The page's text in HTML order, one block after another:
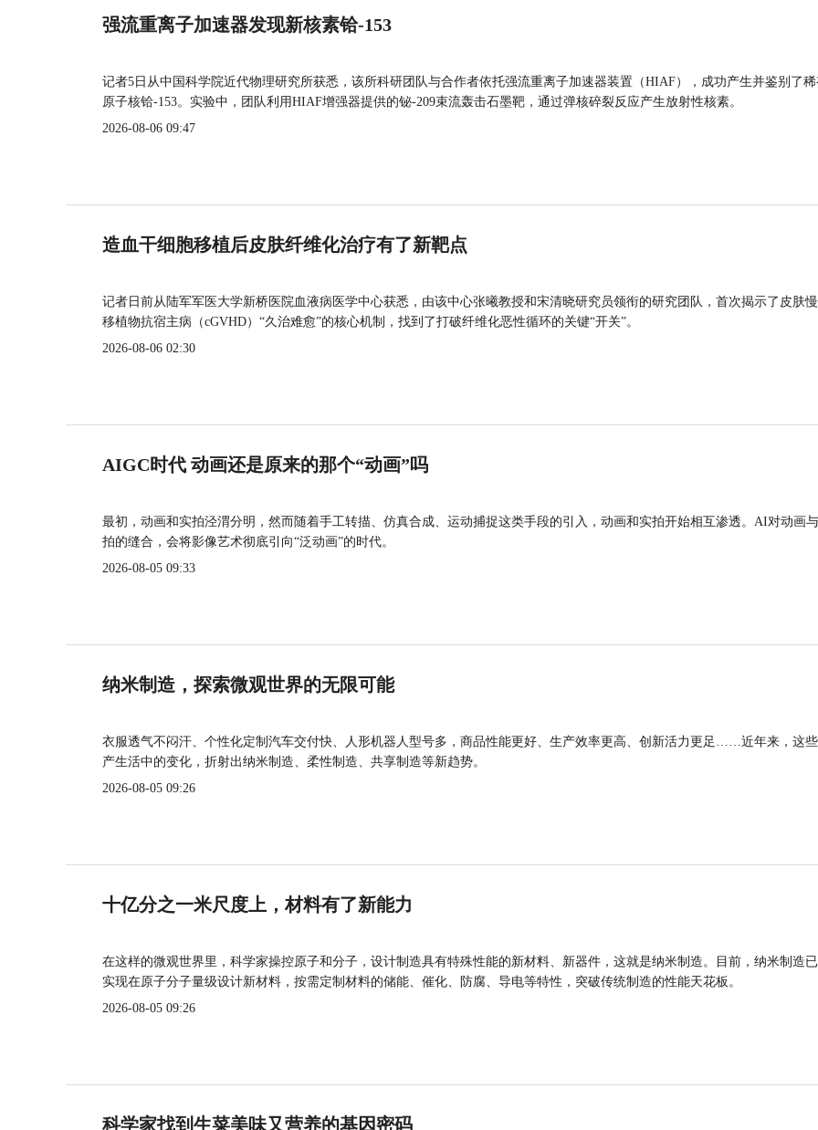
强流重离子加速器发现新核素铪-153
记者5日从中国科学院近代物理研究所获悉，该所科研团队与合作者依托强流重离子加速器装置（HIAF），成功产生并鉴别了
原子核铪-153。实验中，团队利用HIAF增强器提供的铋-209束流轰击石墨靶，通过弹核碎裂反应产生放射性核素。
2026-08-06 09:47
造血干细胞移植后皮肤纤维化治疗有了新靶点
记者日前从陆军军医大学新桥医院血液病医学中心获悉，由该中心张曦教授和宋清晓研究员领衔的研究团队，首次揭示了皮肤
移植物抗宿主病（cGVHD）“久治难愈”的核心机制，找到了打破纤维化恶性循环的关键“开关”。
2026-08-06 02:30
AIGC时代 动画还是原来的那个“动画”吗
最初，动画和实拍泾渭分明，然而随着手工转描、仿真合成、运动捕捉这类手段的引入，动画和实拍开始相互渗透。AI对动画
拍的缝合，会将影像艺术彻底引向“泛动画”的时代。
2026-08-05 09:33
纳米制造，探索微观世界的无限可能
衣服透气不闷汗、个性化定制汽车交付快、人形机器人型号多，商品性能更好、生产效率更高、创新活力更足……近年来，这
产生活中的变化，折射出纳米制造、柔性制造、共享制造等新趋势。
2026-08-05 09:26
十亿分之一米尺度上，材料有了新能力
在这样的微观世界里，科学家操控原子和分子，设计制造具有特殊性能的新材料、新器件，这就是纳米制造。目前，纳米制造
实现在原子分子量级设计新材料，按需定制材料的储能、催化、防腐、导电等特性，突破传统制造的性能天花板。
2026-08-05 09:26
科学家找到生菜美味又营养的基因密码